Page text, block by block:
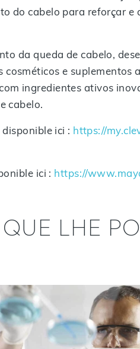
do cabelo para reforçar
da queda de cabelo,
e suplementos
ingredientes ativos
cabelo.
ici : https://
ici : https://
LHE